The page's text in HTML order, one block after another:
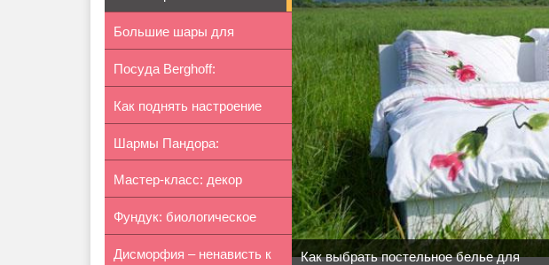
белье дл...
Большие шары для
оформлении пра...
Посуда Berghoff:
особенности и ...
Как поднять настроение
Шармы Пандора:
ассортимент бусин
Мастер-класс: декор
солнцезащит...
Фундук: биологическое
описание
Дисморфия – ненависть к
Как выбрать постельное белье для